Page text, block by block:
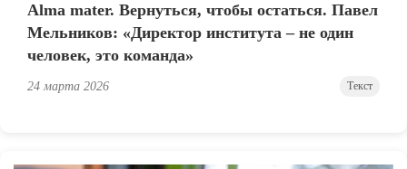
Alma mater. Вернуться, чтобы остаться. Павел
Мельников: «Директор института – не один
человек, это команда»
24 марта 2026 Текст